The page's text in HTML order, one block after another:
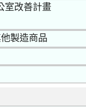
室改善計畫
製造商品